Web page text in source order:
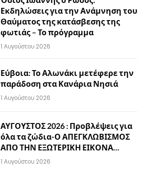
Εκδηλώσεις για την Ανάμνηση του
Θαύματος της κατάσβεσης της
φωτιάς – Το πρόγραμμα
1 Αυγούστου 2026
Εύβοια: Το Αλωνάκι μετέφερε την
παράδοση στα Κανάρια Νησιά
1 Αυγούστου 2026
ΑΥΓΟΥΣΤΟΣ 2026 : Προβλέψεις για
όλα τα ζώδια-Ο ΑΠΕΓΚΛΩΒΙΣΜΟΣ
ΑΠΟ ΤΗΝ ΕΞΩΤΕΡΙΚΗ ΕΙΚΟΝΑ…
1 Αυγούστου 2026